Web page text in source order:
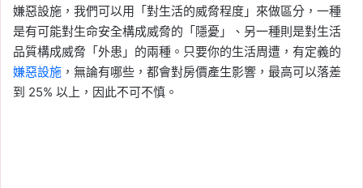
嫌惡設施，我們可以用「對生活的威脅程度」來做區分，一種
是有可能對生命安全構成威脅的「隱憂」、另一種則是對生活
品質構成威脅「外患」的兩種。只要你的生活周遭，有定義的
嫌惡設施 ，無論有哪些，都會對房價產生影響，最高可以落差
到 25% 以上，因此不可不慎。